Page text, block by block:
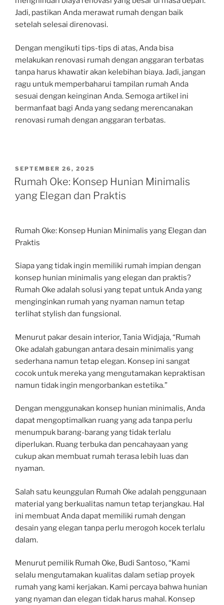
Jadi, pastikan Anda merawat rumah dengan baik
setelah selesai direnovasi.
Dengan mengikuti tips-tips di atas, Anda bisa
melakukan renovasi rumah dengan anggaran terbatas
tanpa harus khawatir akan kelebihan biaya. Jadi, jangan
ragu untuk memperbaharui tampilan rumah Anda
sesuai dengan keinginan Anda. Semoga artikel ini
bermanfaat bagi Anda yang sedang merencanakan
renovasi rumah dengan anggaran terbatas.
POSTED
ON
SEPTEMBER 26, 2025
Rumah Oke: Konsep Hunian Minimalis
yang Elegan dan Praktis
Rumah Oke: Konsep Hunian Minimalis yang Elegan dan
Praktis
Siapa yang tidak ingin memiliki rumah impian dengan
konsep hunian minimalis yang elegan dan praktis?
Rumah Oke adalah solusi yang tepat untuk Anda yang
menginginkan rumah yang nyaman namun tetap
terlihat stylish dan fungsional.
Menurut pakar desain interior, Tania Widjaja, “Rumah
Oke adalah gabungan antara desain minimalis yang
sederhana namun tetap elegan. Konsep ini sangat
cocok untuk mereka yang mengutamakan kepraktisan
namun tidak ingin mengorbankan estetika.”
Dengan menggunakan konsep hunian minimalis, Anda
dapat mengoptimalkan ruang yang ada tanpa perlu
menumpuk barang-barang yang tidak terlalu
diperlukan. Ruang terbuka dan pencahayaan yang
cukup akan membuat rumah terasa lebih luas dan
nyaman.
Salah satu keunggulan Rumah Oke adalah penggunaan
material yang berkualitas namun tetap terjangkau. Hal
ini membuat Anda dapat memiliki rumah dengan
desain yang elegan tanpa perlu merogoh kocek terlalu
dalam.
Menurut pemilik Rumah Oke, Budi Santoso, “Kami
selalu mengutamakan kualitas dalam setiap proyek
rumah yang kami kerjakan. Kami percaya bahwa hunian
yang nyaman dan elegan tidak harus mahal. Konsep